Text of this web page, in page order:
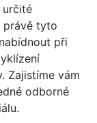
určité
právě tyto
při
Zajistíme vám
odborné